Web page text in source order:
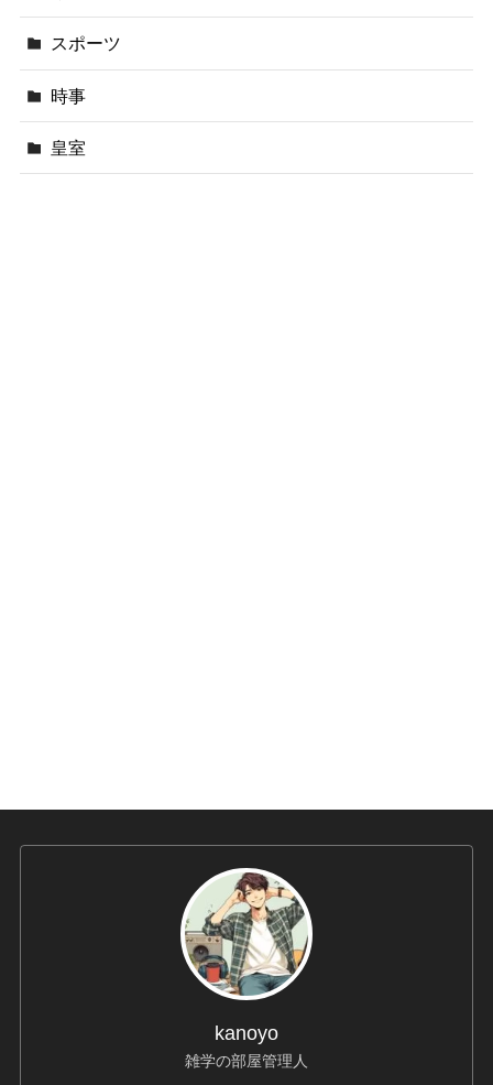
スポーツ
時事
皇室
kanoyo
雑学の部屋管理人